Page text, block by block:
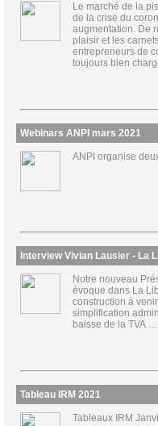
Le marché de la
de la crise du
augmentation. De
plaisir et les
entrepreneurs de
toujours bien
Webinars ANPI mars 2021
ANPI organise
Interview Vivian Lausier - La
Notre nouveau
évoque dans La
construction à
simplification
baisse de la TVA …
Tableau IRM 2021
Tableaux IRM